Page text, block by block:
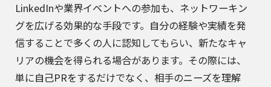
LinkedInや業界イベントへの参加も、ネットワーキン
グを広げる効果的な手段です。自分の経験や実績を発
信することで多くの人に認知してもらい、新たなキャ
リアの機会を得られる場合があります。その際には、
単に自己PRをするだけでなく、相手のニーズを理解